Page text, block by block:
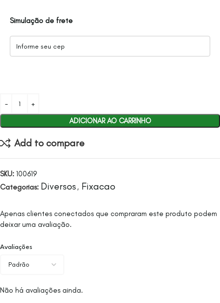
Simulação de frete
ADICIONAR AO CARRINHO
Add to compare
SKU: 100619
Categorias: Diversos , Fixacao
Avaliações
Não há avaliações ainda.
Apenas clientes conectados que compraram este produto podem
deixar uma avaliação.